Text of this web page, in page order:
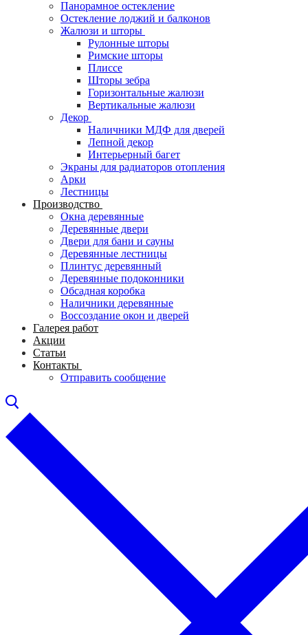
Панорамное остекление
Остекление лоджий и балконов
Жалюзи и шторы
Рулонные шторы
Римские шторы
Плиссе
Шторы зебра
Горизонтальные жалюзи
Вертикальные жалюзи
Декор
Наличники МДФ для дверей
Лепной декор
Интерьерный багет
Экраны для радиаторов отопления
Арки
Лестницы
Производство
Окна деревянные
Деревянные двери
Двери для бани и сауны
Деревянные лестницы
Плинтус деревянный
Деревянные подоконники
Обсадная коробка
Наличники деревянные
Воссоздание окон и дверей
Галерея работ
Акции
Статьи
Контакты
Отправить сообщение